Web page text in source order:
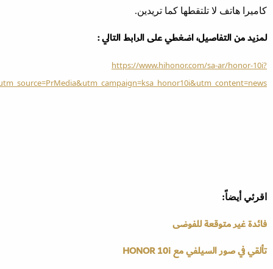
كاميرا هاتف لا تلتقطها كما تريدين.
لمزيد من التفاصيل، اضغطي على الرابط التالي :
https://www.hihonor.com/sa-ar/honor-10i?
اقرئي أيضاً:
فائدة غير متوقعة للفوضى
تألقي في صور السيلفي مع HONOR 10i